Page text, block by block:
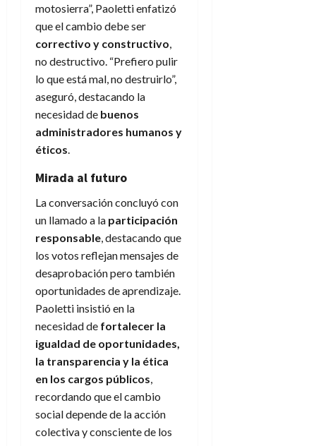
motosierra”, Paoletti enfatizó
que el cambio debe ser
correctivo y constructivo,
no destructivo. “Prefiero pulir
lo que está mal, no destruirlo”,
aseguró, destacando la
necesidad de buenos
administradores humanos y
éticos.
Mirada al futuro
La conversación concluyó con
un llamado a la participación
responsable, destacando que
los votos reflejan mensajes de
desaprobación pero también
oportunidades de aprendizaje.
Paoletti insistió en la
necesidad de fortalecer la
igualdad de oportunidades,
la transparencia y la ética
en los cargos públicos,
recordando que el cambio
social depende de la acción
colectiva y consciente de los